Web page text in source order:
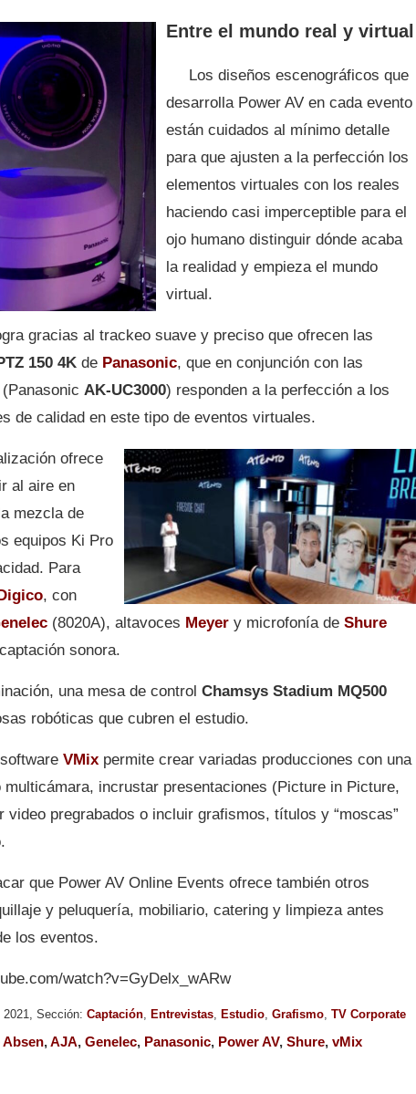
Entre el mundo real y virtual
Los diseños escenográficos que
desarrolla Power AV en cada evento
están cuidados al mínimo detalle
para que ajusten a la perfección los
elementos virtuales con los reales
haciendo casi imperceptible para el
ojo humano distinguir dónde acaba
la realidad y empieza el mundo
virtual.
gracias al trackeo suave y preciso que ofrecen las
150 4K de Panasonic, que en conjunción con las
AK-UC3000) responden a la perfección a los
de calidad en este tipo de eventos virtuales.
ofrece
al aire en
mezcla de
equipos Ki Pro
Para
, con
(8020A), altavoces Meyer y microfonía de Shure
sonora.
una mesa de control Chamsys Stadium MQ500
robóticas que cubren el estudio.
VMix permite crear variadas producciones con una
multicámara, incrustar presentaciones (Picture in Picture,
video pregrabados o incluir grafismos, títulos y “moscas”
que Power AV Online Events ofrece también otros
y peluquería, mobiliario, catering y limpieza antes
los eventos.
watch?v=GyDelx_wARw
2021, Sección: Captación Entrevistas Estudio Grafismo TV Corporate
Absen,AJA, Genelec, Panasonic, Power AV, Shure, vMix